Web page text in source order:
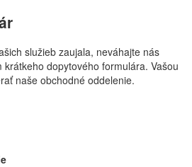
služieb zaujala, neváhajte nás
dopytového formulára. Vašou
naše obchodné oddelenie.